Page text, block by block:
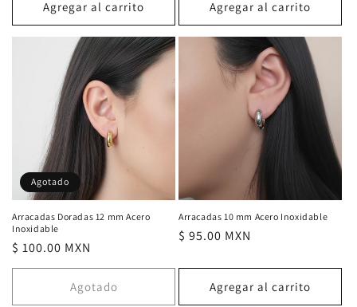
Agregar al carrito Agregar al carrito
Agotado
Arracadas Doradas 12 mm Acero
Inoxidable
Precio
habitual
$ 100.00 MXN
Agotado
Arracadas 10 mm Acero Inoxidable
Precio
$ 95.00 MXN
Agregar al carrito